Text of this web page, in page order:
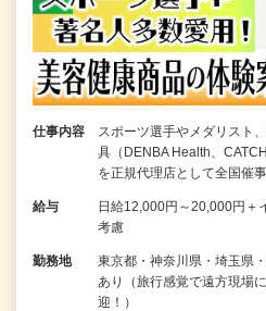
仕事内容
スポーツ選手やメダリスト
具（DENBA Health、
を正規代理店として全国催
給与
日給12,000円～20,000円
考慮
勤務地
東京都・神奈川県・埼玉県
あり（旅行感覚で遠方現場
迎！）